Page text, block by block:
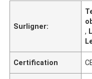
Surligner:
,
Certification